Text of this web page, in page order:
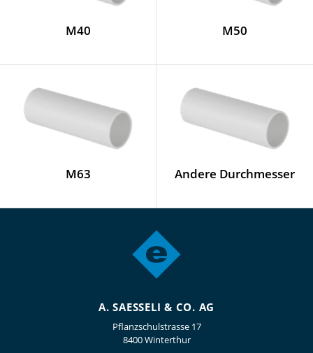
M40 M50
M63 Andere Durchmesser
A. SAESSELI & CO. AG
Pflanzschulstrasse 17
8400 Winterthur